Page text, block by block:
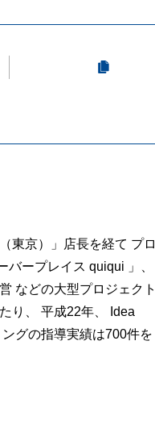
東京）」店長を経て プロ
ープレイス quiqui 」、
などの大型プロジェクト
り、 平成22年、 Idea
グの指導実績は700件を